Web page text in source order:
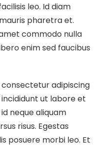
leo. Id diam
pharetra et.
commodo nulla
enim sed faucibus
adipiscing
ut labore et
neque aliquam
risus. Egestas
posuere morbi leo. Et